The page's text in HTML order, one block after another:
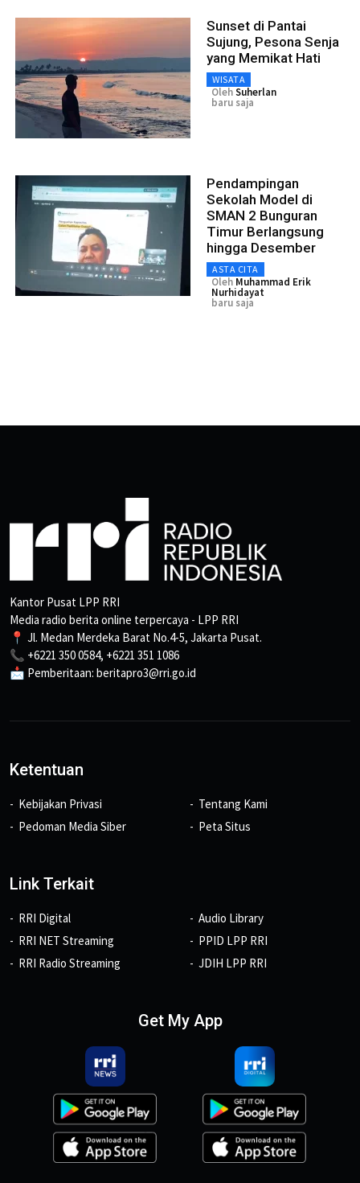
Sunset di Pantai
Sujung, Pesona Senja
yang Memikat Hati
WISATA
OlehSuherlan
baru saja
Pendampingan
Sekolah Model di
SMAN 2 Bunguran
Timur Berlangsung
hingga Desember
ASTA CITA
Oleh Muhammad Erik
Nurhidayat
baru saja
Kantor Pusat LPP RRI
Media radio berita online terpercaya - LPP RRI
📍 Jl. Medan Merdeka Barat No.4-5, Jakarta Pusat.
📞 +6221 350 0584, +6221 351 1086
📩 Pemberitaan: beritapro3@rri.go.id
Ketentuan
Kebijakan Privasi
Pedoman Media Siber
Tentang Kami
Peta Situs
Link Terkait
RRI Digital
RRI NET Streaming
RRI Radio Streaming
Audio Library
PPID LPP RRI
JDIH LPP RRI
Get My App